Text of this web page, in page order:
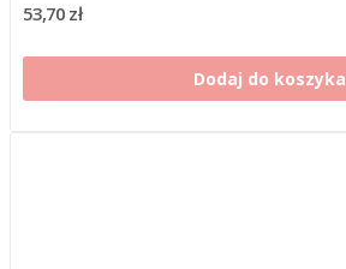
53,70 zł
Dodaj do koszyka